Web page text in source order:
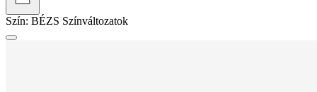
Szín: BÉZS Színváltozatok